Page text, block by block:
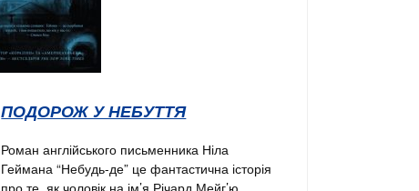
ПОДОРОЖ У НЕБУТТЯ
Роман англійського письменника Ніла
Геймана “Небудь-де” це фантастична історія
про те, як чоловік на ім’я Річард Мейг’ю